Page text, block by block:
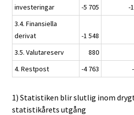
investeringar
-5 705 -
3.4. Finansiella
derivat
-1 548
3.5. Valutareserv
880
4. Restpost
-4 763
1) Statistiken blir slutlig inom
statistikårets utgång